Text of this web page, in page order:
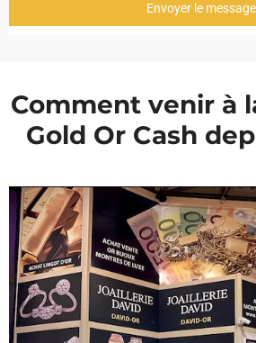
Envoyer le message
Comment venir à
Gold Or Cash